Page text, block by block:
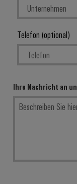
Telefon (optional)
Ihre Nachricht an